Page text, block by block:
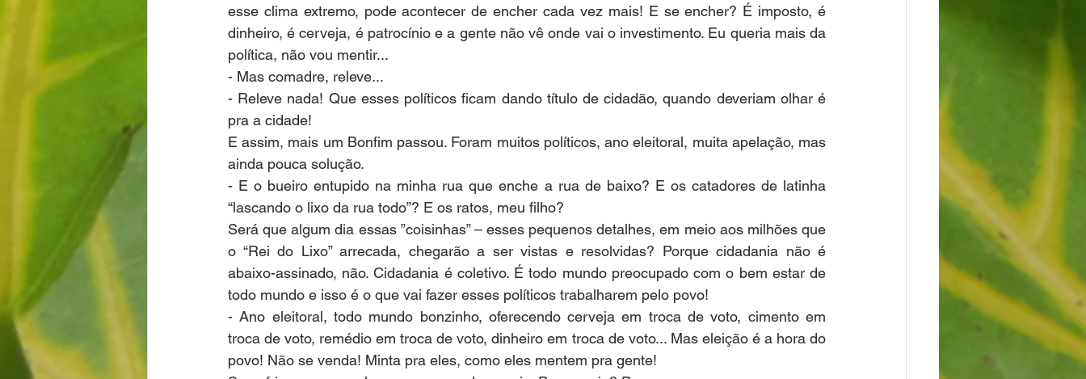
esse clima extremo, pode acontecer de encher cada vez mais! E se encher? É imposto, é
dinheiro, é cerveja, é patrocínio e a gente não vê onde vai o investimento. Eu queria mais da
política, não vou mentir...
- Mas comadre, releve...
- Releve nada! Que esses políticos ficam dando título de cidadão, quando deveriam olhar é
pra a cidade!
E assim, mais um Bonfim passou. Foram muitos políticos, ano eleitoral, muita apelação, mas
ainda pouca solução.
- E o bueiro entupido na minha rua que enche a rua de baixo? E os catadores de latinha
“lascando o lixo da rua todo”? E os ratos, meu filho?
Será que algum dia essas ”coisinhas” – esses pequenos detalhes, em meio aos milhões que
o “Rei do Lixo” arrecada, chegarão a ser vistas e resolvidas? Porque cidadania não é
abaixo-assinado, não. Cidadania é coletivo. É todo mundo preocupado com o bem estar de
todo mundo e isso é o que vai fazer esses políticos trabalharem pelo povo!
- Ano eleitoral, todo mundo bonzinho, oferecendo cerveja em troca de voto, cimento em
troca de voto, remédio em troca de voto, dinheiro em troca de voto... Mas eleição é a hora do
povo! Não se venda! Minta pra eles, como eles mentem pra gente!